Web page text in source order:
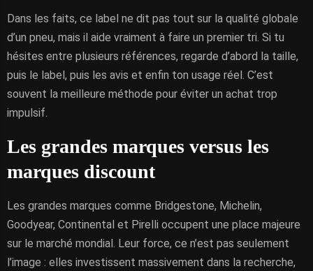
Dans les faits, ce label ne dit pas tout sur la qualité globale
d’un pneu, mais il aide vraiment à faire un premier tri. Si tu
hésites entre plusieurs références, regarde d’abord la taille,
puis le label, puis les avis et enfin ton usage réel. C’est
souvent la meilleure méthode pour éviter un achat trop
impulsif.
Les grandes marques versus les
marques discount
Les grandes marques comme Bridgestone, Michelin,
Goodyear, Continental et Pirelli occupent une place majeure
sur le marché mondial. Leur force, ce n’est pas seulement
l’image : elles investissent massivement dans la recherche,